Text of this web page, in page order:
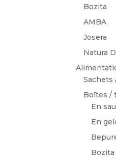
Bozita
AMBA
Josera
Natura
Sachets
Boîtes /
En
En
Bozita